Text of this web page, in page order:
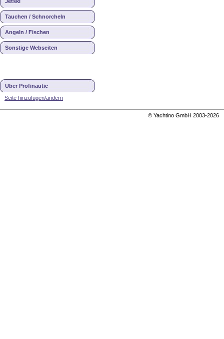
Tauchen / Schnorcheln
Angeln / Fischen
Sonstige Webseiten
Über Profinautic
Seite hinzufügen/ändern
© Yachtino GmbH 2003-